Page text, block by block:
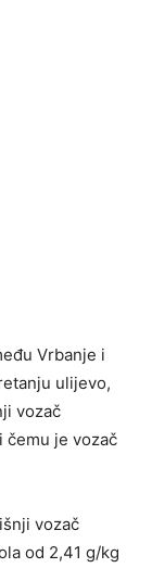
Vrbanje i
ulijevo,
vozač
čemu je vozač
vozač
od 2,41 g/kg